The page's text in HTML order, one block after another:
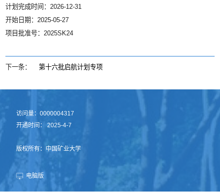
计划完成时间：2026-12-31
开始日期：2025-05-27
项目批准号：2025SK24
下一条： 第十六批启航计划专项
访问量：0000004317
开通时间：2025-4-7
版权所有：中国矿业大学
电脑版